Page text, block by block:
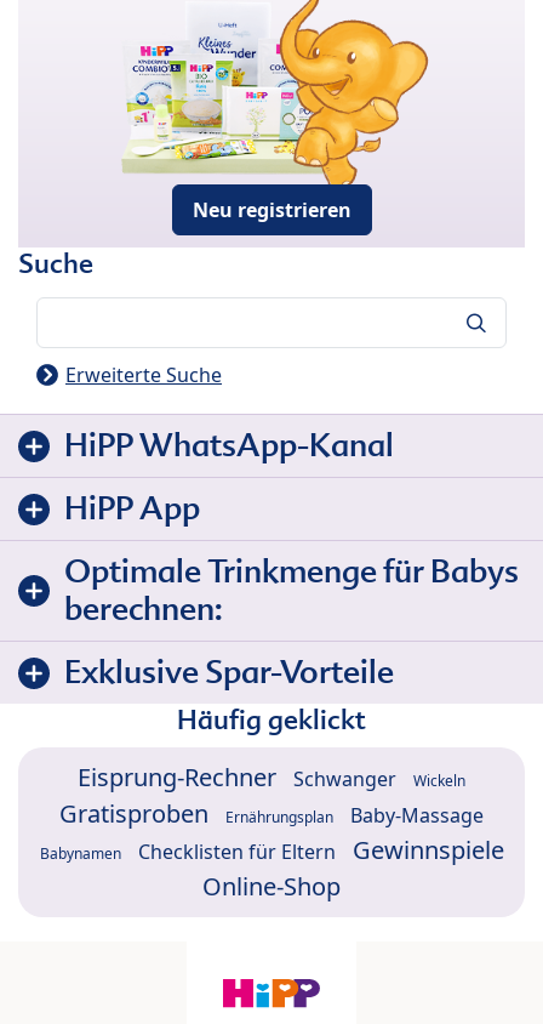
Neu registrieren
Suche
Erweiterte Suche
HiPP WhatsApp-Kanal
HiPP App
Optimale Trinkmenge für Babys
berechnen:
Exklusive Spar-Vorteile
Häufig geklickt
Eisprung-Rechner Schwanger Wickeln
Gratisproben Ernährungsplan Baby-Massage
Babynamen Checklisten für Eltern
Gewinnspiele
Online-Shop